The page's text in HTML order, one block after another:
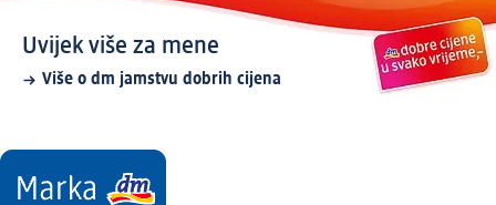
Uvijek više za mene
Više o dm jamstvu dobrih cijena